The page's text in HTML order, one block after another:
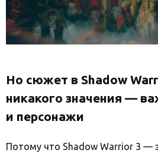
Но сюжет в Shadow
никакого значения —
и персонажи
Потому что Shadow Warrior 3 —